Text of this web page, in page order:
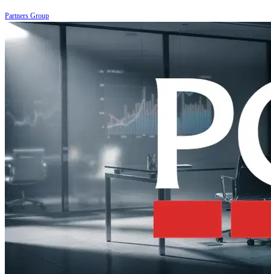
Partners Group